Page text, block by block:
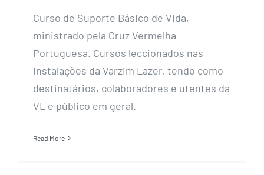
Curso de Suporte Básico de Vida,
ministrado pela Cruz Vermelha
Portuguesa. Cursos leccionados nas
instalações da Varzim Lazer, tendo como
destinatários, colaboradores e utentes da
VL e público em geral.
Read More